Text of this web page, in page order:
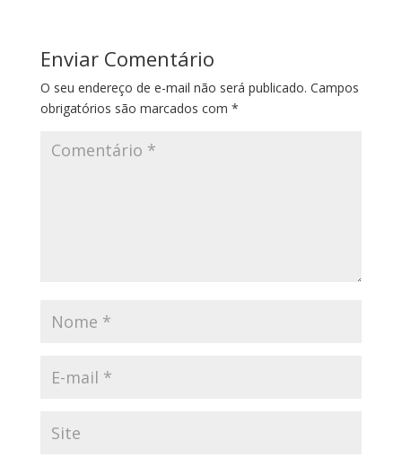
Enviar Comentário
O seu endereço de e-mail não será publicado. Campos
obrigatórios são marcados com *